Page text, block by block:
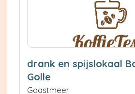
drank en spijslokaal
Golle
Gaastmeer